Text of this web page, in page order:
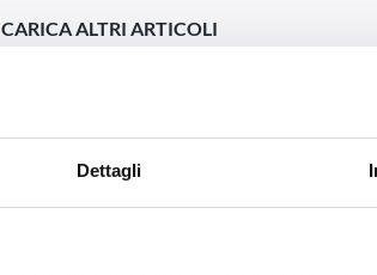
Dettagli
CARICA ALTRI ARTICOLI